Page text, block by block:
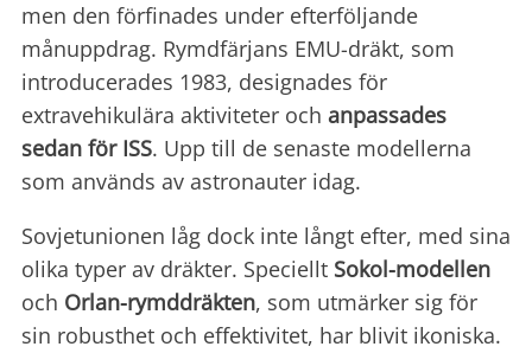
men den förfinades under efterföljande
månuppdrag. Rymdfärjans EMU-dräkt, som
introducerades 1983, designades för
extravehikulära aktiviteter och anpassades
sedan för ISS. Upp till de senaste modellerna
som används av astronauter idag.
Sovjetunionen låg dock inte långt efter, med sina
olika typer av dräkter. Speciellt Sokol-modellen
och Orlan-rymddräkten, som utmärker sig för
sin robusthet och effektivitet, har blivit ikoniska.